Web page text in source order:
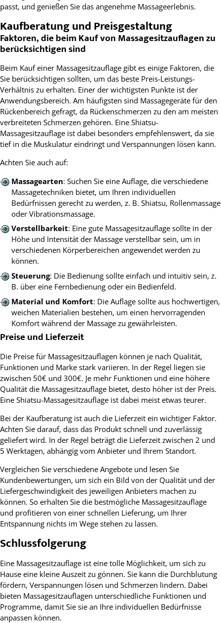
passt, und genießen Sie das angenehme Massageerlebnis.
Kaufberatung und Preisgestaltung
Faktoren, die beim Kauf von Massagesitzauflagen zu
berücksichtigen sind
Beim Kauf einer Massagesitzauflage gibt es einige Faktoren, die
Sie berücksichtigen sollten, um das beste Preis-Leistungs-
Verhältnis zu erhalten. Einer der wichtigsten Punkte ist der
Anwendungsbereich. Am häufigsten sind Massagegeräte für den
Rückenbereich gefragt, da Rückenschmerzen zu den am meisten
verbreiteten Schmerzen gehören. Eine Shiatsu-
Massagesitzauflage ist dabei besonders empfehlenswert, da sie
tief in die Muskulatur eindringt und Verspannungen lösen kann.
Achten Sie auch auf:
Massagearten: Suchen Sie eine Auflage, die verschiedene
Massagetechniken bietet, um Ihren individuellen
Bedürfnissen gerecht zu werden, z. B. Shiatsu, Rollenmassage
oder Vibrationsmassage.
Verstellbarkeit: Eine gute Massagesitzauflage sollte in der
Höhe und Intensität der Massage verstellbar sein, um in
verschiedenen Körperbereichen angewendet werden zu
können.
Steuerung: Die Bedienung sollte einfach und intuitiv sein, z.
B. über eine Fernbedienung oder ein Bedienfeld.
Material und Komfort: Die Auflage sollte aus hochwertigen,
weichen Materialien bestehen, um einen hervorragenden
Komfort während der Massage zu gewährleisten.
Preise und Lieferzeit
Die Preise für Massagesitzauflagen können je nach Qualität,
Funktionen und Marke stark variieren. In der Regel liegen sie
zwischen 50€ und 300€. Je mehr Funktionen und eine höhere
Qualität die Massagesitzauflage bietet, desto höher ist der Preis.
Eine Shiatsu-Massagesitzauflage ist dabei meist etwas teurer.
Bei der Kaufberatung ist auch die Lieferzeit ein wichtiger Faktor.
Achten Sie darauf, dass das Produkt schnell und zuverlässig
geliefert wird. In der Regel beträgt die Lieferzeit zwischen 2 und
5 Werktagen, abhängig vom Anbieter und Ihrem Standort.
Vergleichen Sie verschiedene Angebote und lesen Sie
Kundenbewertungen, um sich ein Bild von der Qualität und der
Liefergeschwindigkeit des jeweiligen Anbieters machen zu
können. So erhalten Sie die bestmögliche Massagesitzauflage
und profitieren von einer schnellen Lieferung, um Ihrer
Entspannung nichts im Wege stehen zu lassen.
Schlussfolgerung
Eine Massagesitzauflage ist eine tolle Möglichkeit, um sich zu
Hause eine kleine Auszeit zu gönnen. Sie kann die Durchblutung
fördern, Verspannungen lösen und Schmerzen lindern. Dabei
bieten Massagesitzauflagen unterschiedliche Funktionen und
Programme, damit Sie sie an Ihre individuellen Bedürfnisse
anpassen können.